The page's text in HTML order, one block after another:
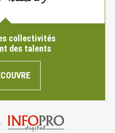
collectivités
des talents